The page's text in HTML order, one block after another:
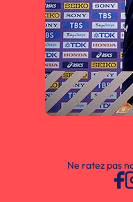
Ne ratez pas